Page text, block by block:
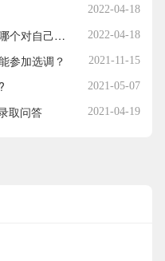
2022-04-18
自考专升本与专插本的区别！选哪个对自己最有利？ 2022-04-18
参加选调？ 2021-11-15
2021-05-07
取问答 2021-04-19